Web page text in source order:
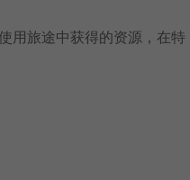
用旅途中获得的资源，在特